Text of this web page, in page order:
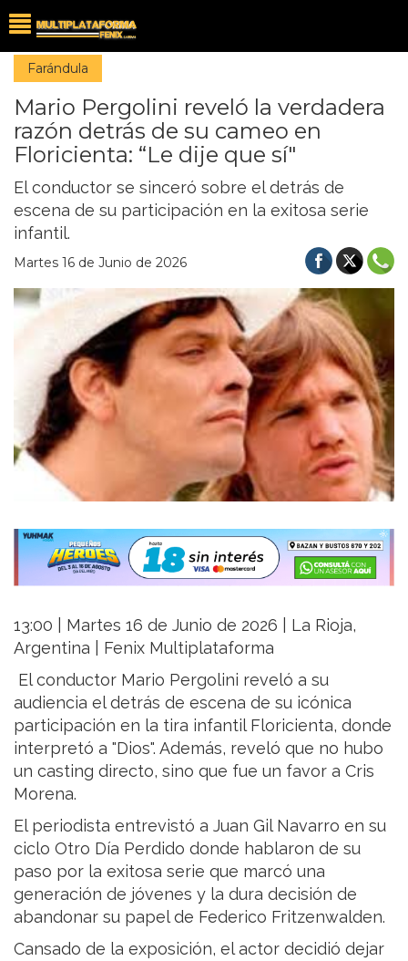
Farándula
Mario Pergolini reveló la verdadera
razón detrás de su cameo en
Floricienta: “Le dije que sí"
El conductor se sinceró sobre el detrás de
escena de su participación en la exitosa serie
infantil.
Martes 16 de Junio de 2026
13:00 | Martes 16 de Junio de 2026 | La Rioja,
Argentina | Fenix Multiplataforma
El conductor Mario Pergolini reveló a su
audiencia el detrás de escena de su icónica
participación en la tira infantil Floricienta, donde
interpretó a "Dios". Además, reveló que no hubo
un casting directo, sino que fue un favor a Cris
Morena.
El periodista entrevistó a Juan Gil Navarro en su
ciclo Otro Día Perdido donde hablaron de su
paso por la exitosa serie que marcó una
generación de jóvenes y la dura decisión de
abandonar su papel de Federico Fritzenwalden.
Cansado de la exposición, el actor decidió dejar